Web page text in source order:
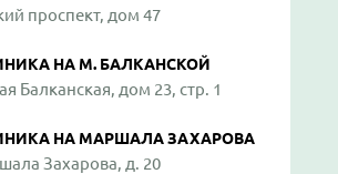
проспект, дом 47
НА М. БАЛКАНСКОЙ
Балканская, дом 23, стр. 1
НА МАРШАЛА ЗАХАРОВА
Захарова, д. 20